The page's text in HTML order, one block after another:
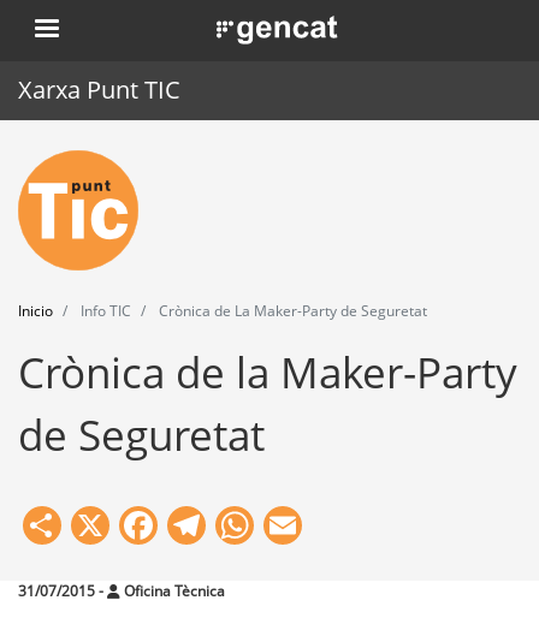
Pasar
al
. Obre en una nova finestra.
Xarxa Punt TIC
Inicio
Punt TIC
Actualidad
Agenda
Formación
Herramientas
Inicio Info TIC Crònica de La Maker-Party de Seguretat
Crònica de la Maker-Party
de Seguretat
Share
X Facebook
Telegram
WhatsApp
31/07/2015- Oficina Tècnica